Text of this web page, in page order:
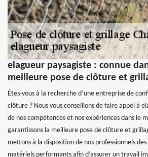
elagueur paysagiste : connue
meilleure pose de clôture et
Êtes-vous à la recherche d’une entreprise de
clôture ? Nous vous conseillons de faire appel à
de nos compétences et nos expériences dans le
garantissons la meilleure pose de clôture et
mettons à la disposition de nos professionnels
matériels performants afin d’assurer un travail